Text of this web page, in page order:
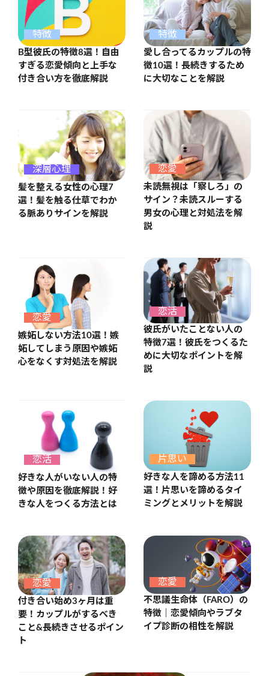
特徴
B型彼氏の特徴8選！自由
すぎる恋愛傾向と上手な
付き合い方を徹底解説
特徴
愛し合ってるカップルの特
徴10選！長続きするため
に大切なことを解説
深層心理
髪を整える女性の心理7
選！髪を触る仕草でわか
る脈ありサインを解説
恋愛
未読無視は「察しろ」の
サイン？未読スルーする
男女の心理と対処法を解
説
恋愛
嫉妬しない方法10選！嫉
妬してしまう原因や嫉妬
心をなくす対処法を解説
恋活
彼氏がいたことない人の
特徴7選！彼氏をつくるた
めに大切なポイントを解
説
恋活
好きな人がいない人の特
徴や原因を徹底解説！好
きな人をつくる方法とは
片思い
好きな人を諦める方法11
選！片思いを諦めるタイ
ミングとメリットを解説
恋愛
付き合い始め3ヶ月は重
要！カップルがするべき
こと&長続きさせるポイン
ト
恋愛
不思議生命体（FARO）の
特徴｜恋愛傾向やラブタ
イプ診断の相性を解説